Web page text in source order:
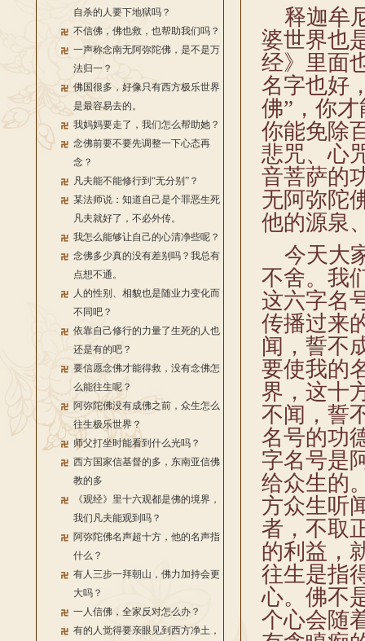
自杀的人要下地狱吗？
不信佛，佛也救，也帮助我们吗？
一声称念南无阿弥陀佛，是不是万
法归一？
佛国很多，好像只有西方极乐世界
是最容易去的。
我妈妈要走了，我们怎么帮助她？
念佛前要不要先调整一下心态再
念？
凡夫能不能修行到“无分别”？
某法师说：知道自己是个罪恶生死
凡夫就好了，不必外传。
我怎么能够让自己的心清净些呢？
念佛多少真的没有差别吗？我总有
点想不通。
人的性别、相貌也是随业力变化而
不同吧？
依靠自己修行的力量了生死的人也
还是有的吧？
要信愿念佛才能得救，没有念佛怎
么能往生呢？
阿弥陀佛没有成佛之前，众生怎么
往生极乐世界？
师父打坐时能看到什么光吗？
西方国家信基督的多，东南亚信佛
教的多
《观经》里十六观都是佛的境界，
我们凡夫能观到吗？
阿弥陀佛名声超十方，他的名声指
什么？
有人三步一拜朝山，佛力加持会更
大吗？
一人信佛，全家反对怎么办？
有的人觉得要亲眼见到西方净土，
释迦牟
婆世界也
经》里面
名字也好
佛”，你
你能免除
悲咒、心
音菩萨的
无阿弥陀
他的源泉
今天大
不舍。我
这六字名
传播过来
闻，誓不
要使我的
界，这十
不闻，誓
名号的功
字名号是
给众生的
方众生听
者，不取
的利益，
往生是指
心。佛不
个心会随